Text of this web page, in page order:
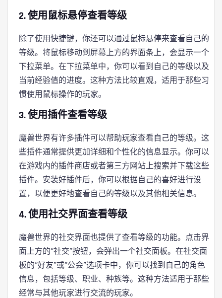
2. 使用鼠标悬停查看等级
除了使用快捷键，你还可以通过鼠标悬停来查看自己的
等级。将鼠标移动到屏幕上方的界面条上，会显示一个
下拉菜单。在下拉菜单中，你可以看到自己的等级以及
当前经验值的进度。这种方法比较直观，适用于那些习
惯使用鼠标操作的玩家。
3. 使用插件查看等级
魔兽世界有许多插件可以帮助玩家查看自己的等级。这
些插件通常提供更加详细和个性化的信息显示。你可以
在游戏内的插件商店或者第三方网站上搜索并下载这些
插件。安装好插件后，你可以根据自己的喜好进行设
置，以便更好地查看自己的等级以及其他相关信息。
4. 使用社交界面查看等级
魔兽世界的社交界面也提供了查看等级的功能。点击界
面上方的“社交”按钮，会弹出一个社交面板。在社交面
板的“好友”或“公会”选项卡中，你可以找到自己的角色
信息，包括等级、职业、种族等。这种方法适用于那些
经常与其他玩家进行交流的玩家。